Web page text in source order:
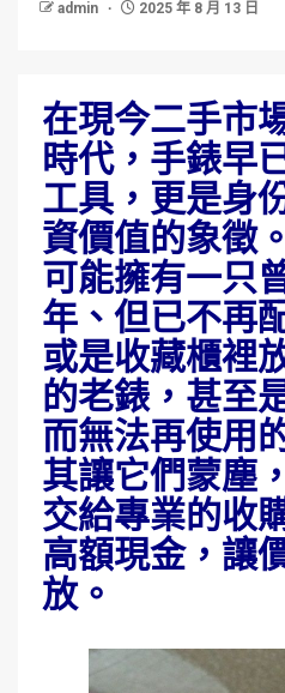
admin 2025 年 8 月 13 日
在現今二手市
時代，手錶早
工具，更是身
資價值的象徵
可能擁有一只
年、但已不再
或是收藏櫃裡
的老錶，甚至
而無法再使用
其讓它們蒙塵
交給專業的收
高額現金，讓
放。